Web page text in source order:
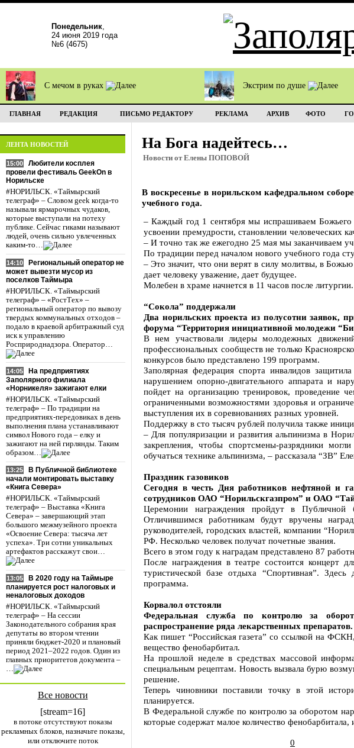
Понедельник,
24 июня 2019 года
№6 (4675)
С мечом в руках Экстрим по душе
ГЛАВНАЯ РЕДАКЦИЯ ПИСЬМО РЕДАКТОРУ РЕКЛАМА АРХИВ ФОТО
ЛЕНТА НОВОСТЕЙ
15:00
Любители косплея
провели фестиваль GeekOn в
Норильске
#НОРИЛЬСК. «Таймырский
телеграф» – Словом geek когда-то
называли ярмарочных чудаков,
которые выступали на потеху
публике. Сейчас гиками называют
людей, очень сильно увлеченных
каким-то…
14:10
Региональный оператор не
может вывезти мусор из
поселков Таймыра
#НОРИЛЬСК. «Таймырский
телеграф» – «РостТех» –
региональный оператор по вывозу
твердых коммунальных отходов –
подало в краевой арбитражный суд
иск к управлению
Росприроднадзора. Оператор…
14:05
На предприятиях
Заполярного филиала
«Норникеля» зажигают елки
#НОРИЛЬСК. «Таймырский
телеграф» – По традиции на
предприятиях-передовиках в день
выполнения плана устанавливают
символ Нового года – елку и
зажигают на ней гирлянды. Таким
образом…
13:25
В Публичной библиотеке
начали монтировать выставку
«Книга Севера»
#НОРИЛЬСК. «Таймырский
телеграф» – Выставка «Книга
Севера» – завершающий этап
большого межмузейного проекта
«Освоение Севера: тысяча лет
успеха». Три сотни уникальных
артефактов расскажут свои…
13:05
В 2020 году на Таймыре
планируется рост налоговых и
неналоговых доходов
#НОРИЛЬСК. «Таймырский
телеграф» – На сессии
Законодательного собрания края
депутаты во втором чтении
приняли бюджет-2020 и плановый
период 2021–2022 годов. Один из
главных приоритетов документа –
…
Все новости
[stream=16]
в потоке отсутствуют показы
рекламных блоков, назначьте показы,
или отключите поток
На Бога надейтесь…
Новости от Елены ПОПОВОЙ
В воскресенье в норильском кафедральном
учебного года.
– Каждый год 1 сентября мы испрашиваем Божьего
усвоении премудрости, становлении человеческих
– И точно так же ежегодно 25 мая мы заканчиваем
По традиции перед началом нового учебного года
– Это значит, что они верят в силу молитвы, в
дает человеку уважение, дает будущее.
Молебен в храме начнется в 11 часов после литургии.
“Сокола” поддержали
Два норильских проекта из полусотни заявок,
форума “Территория инициативной молодежи
В нем участвовали лидеры молодежных
профессиональных сообществ не только
конкурсов было представлено 199 программ.
Заполярная федерация спорта инвалидов
нарушением опорно-двигательного аппарата и
пойдет на организацию тренировок, проведение
ограниченными возможностями здоровья и
выступления их в соревнованиях разных уровней.
Поддержку в сто тысяч рублей получила также
– Для популяризации и развития альпинизма в
закрепления, чтобы спортсмены-разрядники
обучаться технике альпинизма, – рассказала “ЗВ”
Праздник газовиков
Сегодня в честь Дня работников нефтяной и
сотрудников ОАО “Норильскгазпром” и ОАО
Церемонии награждения пройдут в Публичной
Отличившимся работникам будут вручены
руководителей, городских властей, компании
РФ. Несколько человек получат почетные звания.
Всего в этом году к наградам представлено 87
После награждения в театре состоится концерт
туристической базе отдыха “Спортивная”.
программа.
Корвалол отстояли
Федеральная служба по контролю за
распространение ряда лекарственных препаратов.
Как пишет “Российская газета” со ссылкой на
вещество фенобарбитал.
На прошлой неделе в средствах массовой
специальным рецептам. Новость вызвала бурю
решение.
Теперь чиновники поставили точку в этой
планируется.
В Федеральной службе по контролю за оборотом
которые содержат малое количество фенобарбитала,
0